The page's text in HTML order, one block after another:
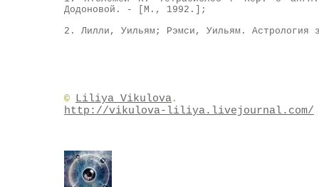
Додоновой. - [М., 1992.];
2. Лилли, Уильям; Рэмси, Уильям. Астрология
© Liliya Vikulova .
http://vikulova-liliya.livejournal.com/